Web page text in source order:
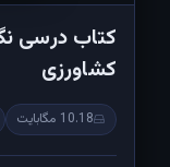
کتاب درسی
کشاورزی
10.18 مگابایت